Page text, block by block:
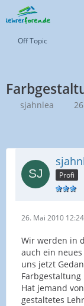
Off Topic
sjahnlea
Profi
26. Mai 2010 12:24
Wir werden in
auch ein
uns jetzt
Farbgestaltung
Hat jemand
gestaltetes